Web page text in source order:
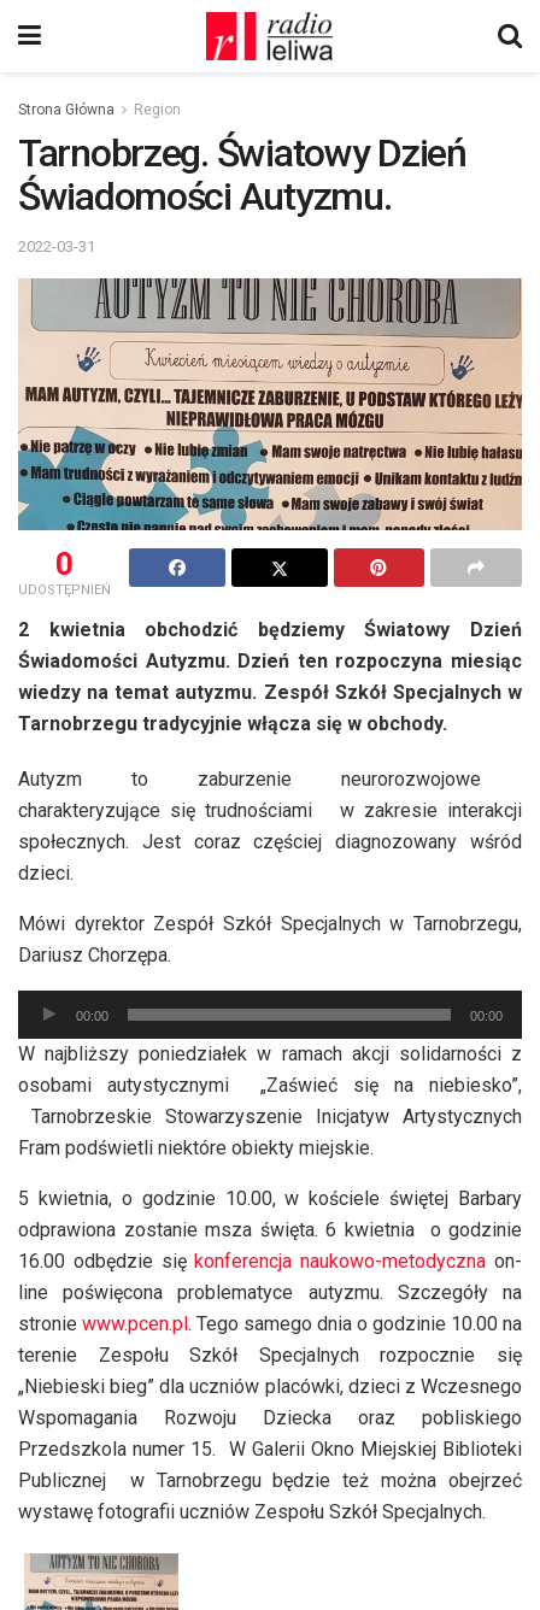
Strona Główna Region
Tarnobrzeg. Światowy Dzień
Świadomości Autyzmu.
2022-03-31
0
UDOSTĘPNIEŃ
2 kwietnia obchodzić będziemy Światowy Dzień
Świadomości Autyzmu. Dzień ten rozpoczyna miesiąc
wiedzy na temat autyzmu. Zespół Szkół Specjalnych w
Tarnobrzegu tradycyjnie włącza się w obchody.
Autyzm to zaburzenie neurorozwojowe
charakteryzujące się trudnościami w zakresie interakcji
społecznych. Jest coraz częściej diagnozowany wśród
dzieci.
Mówi dyrektor Zespół Szkół Specjalnych w Tarnobrzegu,
Dariusz Chorzępa.
Odtwarzacz
plików
dźwiękowych
00:00 00:00
W najbliższy poniedziałek w ramach akcji solidarności z
osobami autystycznymi „Zaświeć się na niebiesko”,
Tarnobrzeskie Stowarzyszenie Inicjatyw Artystycznych
Fram podświetli niektóre obiekty miejskie.
5 kwietnia, o godzinie 10.00, w kościele świętej Barbary
odprawiona zostanie msza święta. 6 kwietnia o godzinie
16.00 odbędzie siękonferencja naukowo-metodyczna on-
line poświęcona problematyce autyzmu. Szczegóły na
stronie www.pcen.pl. Tego samego dnia o godzinie 10.00 na
terenie Zespołu Szkół Specjalnych rozpocznie się
„Niebieski bieg” dla uczniów placówki, dzieci z Wczesnego
Wspomagania Rozwoju Dziecka oraz pobliskiego
Przedszkola numer 15. W Galerii Okno Miejskiej Biblioteki
Publicznej w Tarnobrzegu będzie też można obejrzeć
wystawę fotografii uczniów Zespołu Szkół Specjalnych.